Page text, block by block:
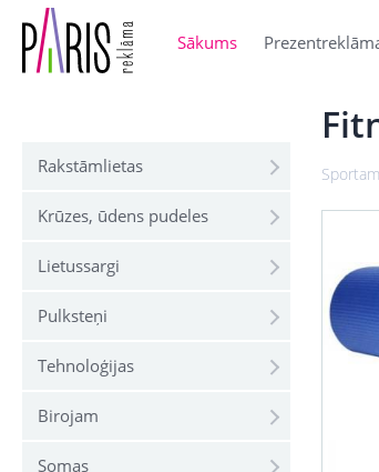
Sākums
Rakstāmlietas
Krūzes, ūdens pudeles
Lietussargi
Pulksteņi
Tehnoloģijas
Birojam
Somas